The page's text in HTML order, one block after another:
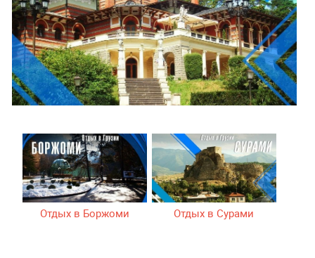
Отдых в Боржоми Отдых в Сурами